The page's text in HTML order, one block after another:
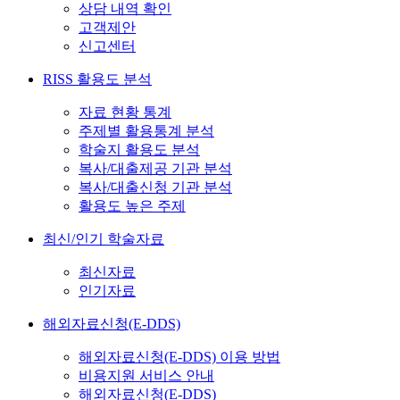
상담 내역 확인
고객제안
신고센터
RISS 활용도 분석
자료 현황 통계
주제별 활용통계 분석
학술지 활용도 분석
복사/대출제공 기관 분석
복사/대출신청 기관 분석
활용도 높은 주제
최신/인기 학술자료
최신자료
인기자료
해외자료신청(E-DDS)
해외자료신청(E-DDS) 이용 방법
비용지원 서비스 안내
해외자료신청(E-DDS)